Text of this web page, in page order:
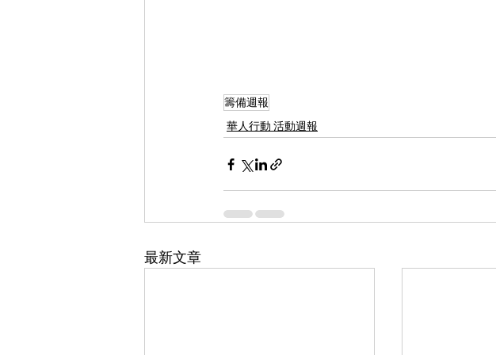
籌備週報
華人行動 活動週報
最新文章